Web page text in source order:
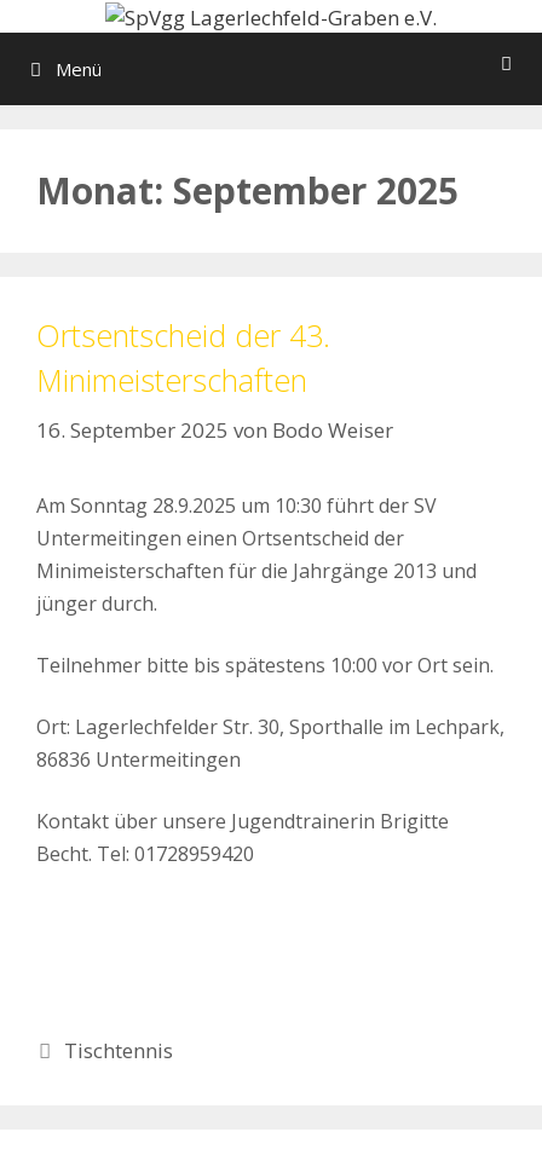
springen
Menü
Monat: September 2025
Ortsentscheid der 43.
Minimeisterschaften
16. September 2025 von Bodo Weiser
Am Sonntag 28.9.2025 um 10:30 führt der SV
Untermeitingen einen Ortsentscheid der
Minimeisterschaften für die Jahrgänge 2013 und
jünger durch.
Teilnehmer bitte bis spätestens 10:00 vor Ort sein.
Ort: Lagerlechfelder Str. 30, Sporthalle im Lechpark,
86836 Untermeitingen
Kontakt über unsere Jugendtrainerin Brigitte
Becht. Tel: 01728959420
Kategorien
Tischtennis